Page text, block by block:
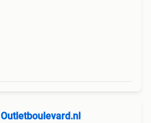
Outletboulevard.nl